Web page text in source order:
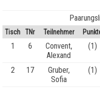
Tisch TNr Teilnehmer
1 6
Convent,
Alexand
(1)
2 17
Gruber,
Sofia
(1)